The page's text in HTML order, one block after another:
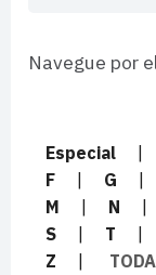
Navegue por
Especial
F
G
M
N
S
T
Z